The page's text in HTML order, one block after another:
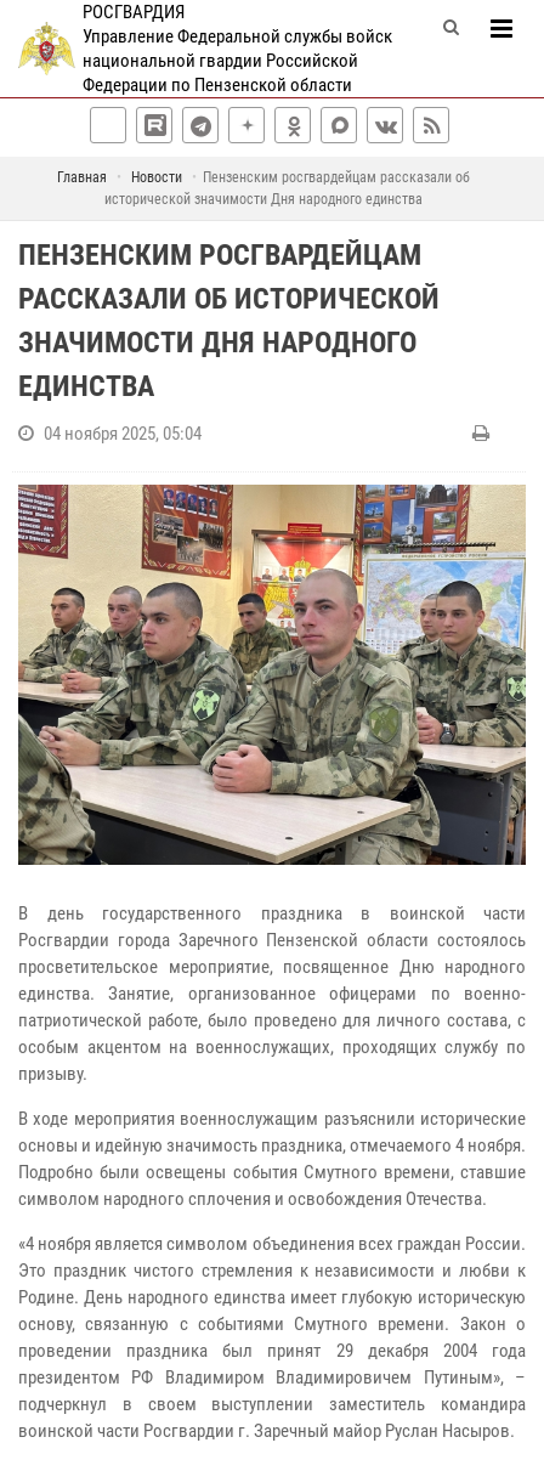
РОСГВАРДИЯ
Управление Федеральной службы войск
национальной гвардии Российской
Федерации по Пензенской области
Главная Новости
Пензенским росгвардейцам рассказали об
исторической значимости Дня народного единства
ПЕНЗЕНСКИМ РОСГВАРДЕЙЦАМ
РАССКАЗАЛИ ОБ ИСТОРИЧЕСКОЙ
ЗНАЧИМОСТИ ДНЯ НАРОДНОГО
ЕДИНСТВА
04 ноября 2025, 05:04
В день государственного праздника в воинской части
Росгвардии города Заречного Пензенской области состоялось
просветительское мероприятие, посвященное Дню народного
единства. Занятие, организованное офицерами по военно-
патриотической работе, было проведено для личного состава, с
особым акцентом на военнослужащих, проходящих службу по
призыву.
В ходе мероприятия военнослужащим разъяснили исторические
основы и идейную значимость праздника, отмечаемого 4 ноября.
Подробно были освещены события Смутного времени, ставшие
символом народного сплочения и освобождения Отечества.
«4 ноября является символом объединения всех граждан России.
Это праздник чистого стремления к независимости и любви к
Родине. День народного единства имеет глубокую историческую
основу, связанную с событиями Смутного времени. Закон о
проведении праздника был принят 29 декабря 2004 года
президентом РФ Владимиром Владимировичем Путиным», –
подчеркнул в своем выступлении заместитель командира
воинской части Росгвардии г. Заречный майор Руслан Насыров.